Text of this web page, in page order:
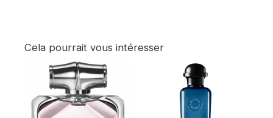
Cela pourrait vous intéresser